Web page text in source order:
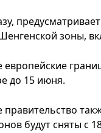
зоны,
европейские
до 15 июня.
правительство
будут сняты с